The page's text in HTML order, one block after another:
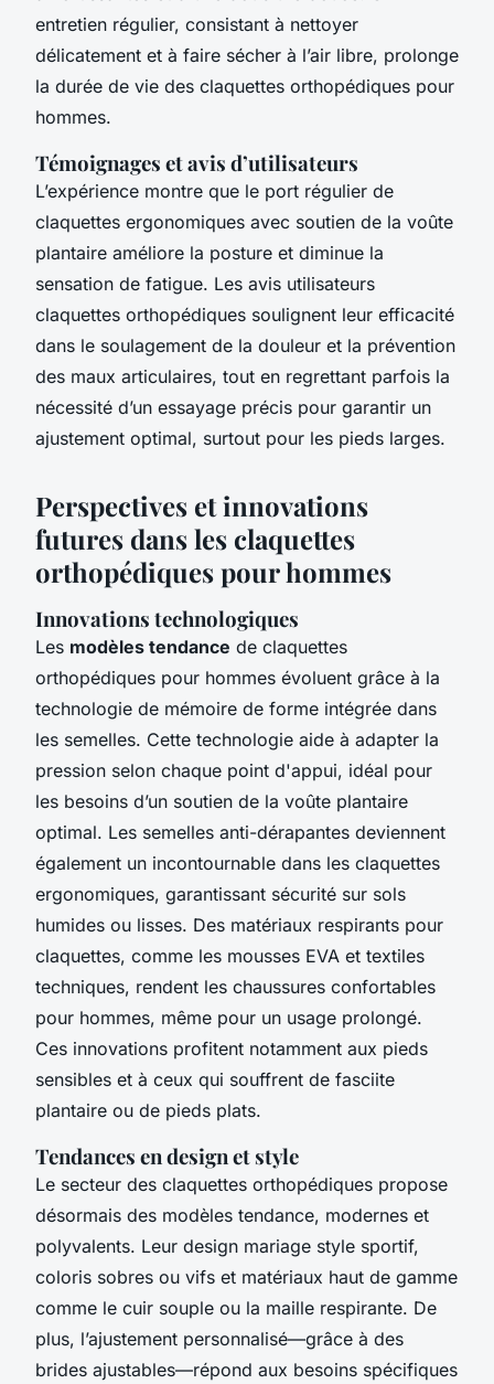
entretien régulier, consistant à nettoyer
délicatement et à faire sécher à l’air libre, prolonge
la durée de vie des claquettes orthopédiques pour
hommes.
Témoignages et avis d’utilisateurs
L’expérience montre que le port régulier de
claquettes ergonomiques avec soutien de la voûte
plantaire améliore la posture et diminue la
sensation de fatigue. Les avis utilisateurs
claquettes orthopédiques soulignent leur efficacité
dans le soulagement de la douleur et la prévention
des maux articulaires, tout en regrettant parfois la
nécessité d’un essayage précis pour garantir un
ajustement optimal, surtout pour les pieds larges.
Perspectives et innovations
futures dans les claquettes
orthopédiques pour hommes
Innovations technologiques
Les modèles tendance de claquettes
orthopédiques pour hommes évoluent grâce à la
technologie de mémoire de forme intégrée dans
les semelles. Cette technologie aide à adapter la
pression selon chaque point d'appui, idéal pour
les besoins d’un soutien de la voûte plantaire
optimal. Les semelles anti-dérapantes deviennent
également un incontournable dans les claquettes
ergonomiques, garantissant sécurité sur sols
humides ou lisses. Des matériaux respirants pour
claquettes, comme les mousses EVA et textiles
techniques, rendent les chaussures confortables
pour hommes, même pour un usage prolongé.
Ces innovations profitent notamment aux pieds
sensibles et à ceux qui souffrent de fasciite
plantaire ou de pieds plats.
Tendances en design et style
Le secteur des claquettes orthopédiques propose
désormais des modèles tendance, modernes et
polyvalents. Leur design mariage style sportif,
coloris sobres ou vifs et matériaux haut de gamme
comme le cuir souple ou la maille respirante. De
plus, l’ajustement personnalisé—grâce à des
brides ajustables—répond aux besoins spécifiques